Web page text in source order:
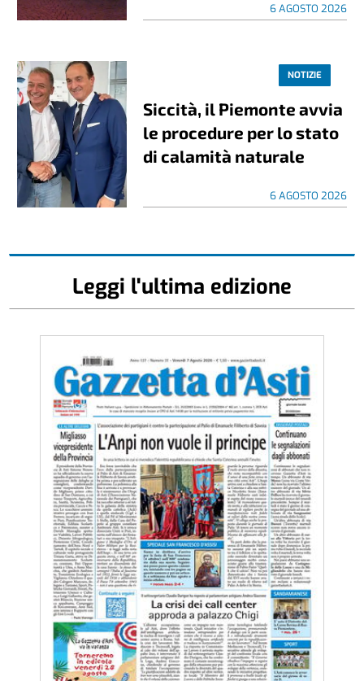
6 AGOSTO 2026
NOTIZIE
Siccità, il Piemonte avvia
le procedure per lo stato
di calamità naturale
6 AGOSTO 2026
Leggi l'ultima edizione